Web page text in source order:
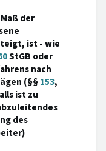
der
ist - wie
StGB oder
nach
(§§153,
ist zu
des